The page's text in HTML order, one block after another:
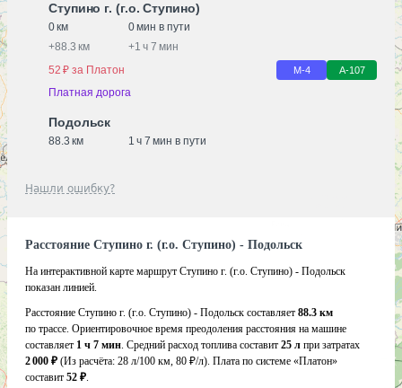
Ступино г. (г.о. Ступино)
0 км
0 мин в пути
+88.3 км +1 ч 7 мин
52 ₽ за Платон
М-4 А-107
Платная дорога
Подольск
88.3 км 1 ч 7 мин в пути
Нашли ошибку?
Расстояние Ступино г. (г.о. Ступино) - Подольск
На интерактивной карте маршрут Ступино г. (г.о. Ступино) - Подольск
показан линией.
Расстояние Ступино г. (г.о. Ступино) - Подольск составляет 88.3 км
по трассе. Ориентировочное время преодоления расстояния на машине
составляет 1 ч 7 мин. Средний расход топлива составит 25 л при затратах
2 000 ₽ (Из расчёта: 28 л/100 км, 80 ₽/л). Плата по системе «Платон»
составит 52 ₽.